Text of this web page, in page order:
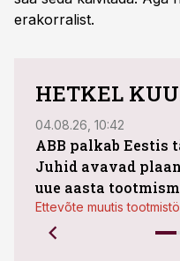
erakorralist.
HETKEL
04.08.26, 10:42
ABB palkab Eestis
Juhid avavad
uue aasta
Ettevõte muutis